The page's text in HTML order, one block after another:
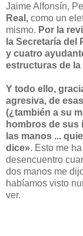
Jaime Alfonsín,
Real, como un
mismo. Por la
la Secretaría
y cuatro
estructuras de la
Y todo ello,
agresiva, de
(¿también a su
hombros de sus
las manos ...
dice». Esto me
desencuentro
dos manos me
habíamos visto
ver.